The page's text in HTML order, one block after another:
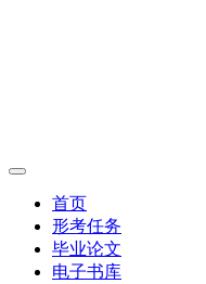
首页
形考任务
毕业论文
电子书库